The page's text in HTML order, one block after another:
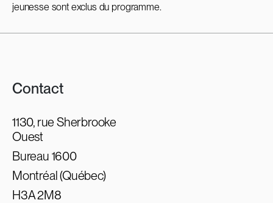
jeunesse sont exclus du programme.
Contact
1130, rue Sherbrooke
Ouest
Bureau 1600
Montréal (Québec)
H3A 2M8